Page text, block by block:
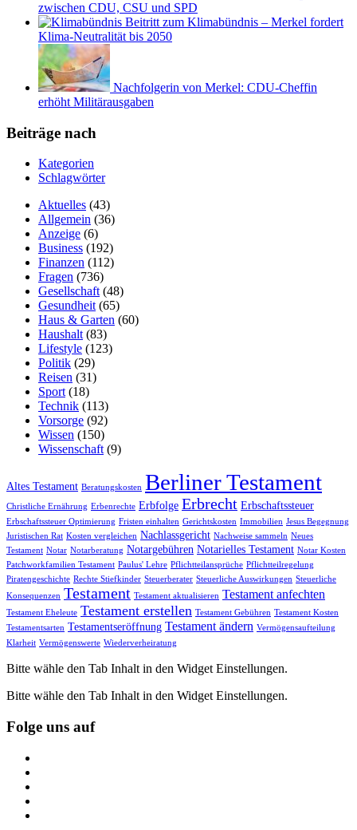
zwischen CDU, CSU und SPD
Beitritt zum Klimabündnis – Merkel fordert
Klima-Neutralität bis 2050
Nachfolgerin von Merkel: CDU-Cheffin
erhöht Militärausgaben
Beiträge nach
Kategorien
Schlagwörter
Aktuelles (43)
Allgemein (36)
Anzeige (6)
Business (192)
Finanzen (112)
Fragen (736)
Gesellschaft (48)
Gesundheit (65)
Haus & Garten (60)
Haushalt (83)
Lifestyle (123)
Politik (29)
Reisen (31)
Sport (18)
Technik (113)
Vorsorge (92)
Wissen (150)
Wissenschaft (9)
Altes Testament Beratungskosten Berliner Testament
Christliche Ernährung Erbenrechte Erbfolge Erbrecht Erbschaftssteuer
Erbschaftssteuer Optimierung Fristen einhalten Gerichtskosten Immobilien Jesus Begegnung
Juristischen Rat Kosten vergleichen Nachlassgericht Nachweise sammeln Neues
Testament Notar Notarberatung Notargebühren Notarielles Testament Notar Kosten
Patchworkfamilien Testament Paulus' Lehre Pflichtteilansprüche Pflichtteilregelung
Piratengeschichte Rechte Stiefkinder Steuerberater Steuerliche Auswirkungen Steuerliche
Konsequenzen Testament Testament aktualisieren Testament anfechten
Testament Eheleute Testament erstellen Testament Gebühren Testament Kosten
Testamentsarten Testamentseröffnung Testament ändern Vermögensaufteilung
Klarheit Vermögenswerte Wiederverheiratung
Bitte wähle den Tab Inhalt in den Widget Einstellungen.
Bitte wähle den Tab Inhalt in den Widget Einstellungen.
Folge uns auf